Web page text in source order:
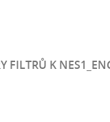
FILTRŮ K